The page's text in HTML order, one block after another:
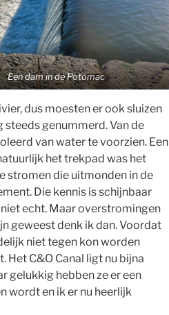
Een dam in de Potomac
dus moesten er ook sluizen
steeds genummerd. Van de
van water te voorzien. Een
het trekpad was het
stromen die uitmonden in de
Die kennis is schijnbaar
echt. Maar overstromingen
geweest denk ik dan. Voordat
niet tegen kon worden
Het C&O Canal ligt nu bijna
gelukkig hebben ze er een
wordt en ik er nu heerlijk